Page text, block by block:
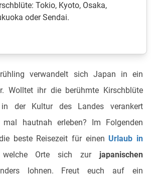
Tokio, Kyoto, Osaka,
oder Sendai.
verwandelt sich Japan in ein
Wolltet ihr die berühmte Kirschblüte
der Kultur des Landes verankert
hautnah erleben? Im Folgenden
beste Reisezeit für einen Urlaub in
Orte sich zur japanischen
lohnen. Freut euch auf ein